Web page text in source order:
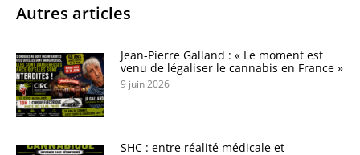
Autres articles
Jean-Pierre Galland : « Le moment est
venu de légaliser le cannabis en France »
9 juin 2026
SHC : entre réalité médicale et